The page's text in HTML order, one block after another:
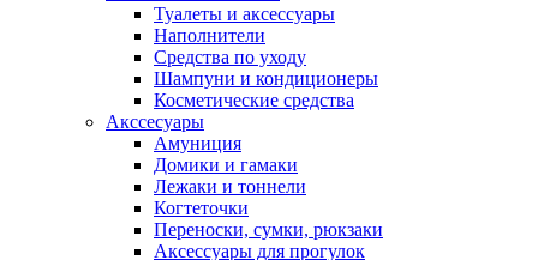
Туалеты и аксессуары
Наполнители
Средства по уходу
Шампуни и кондиционеры
Косметические средства
Акссесуары
Амуниция
Домики и гамаки
Лежаки и тоннели
Когтеточки
Переноски, сумки, рюкзаки
Аксессуары для прогулок